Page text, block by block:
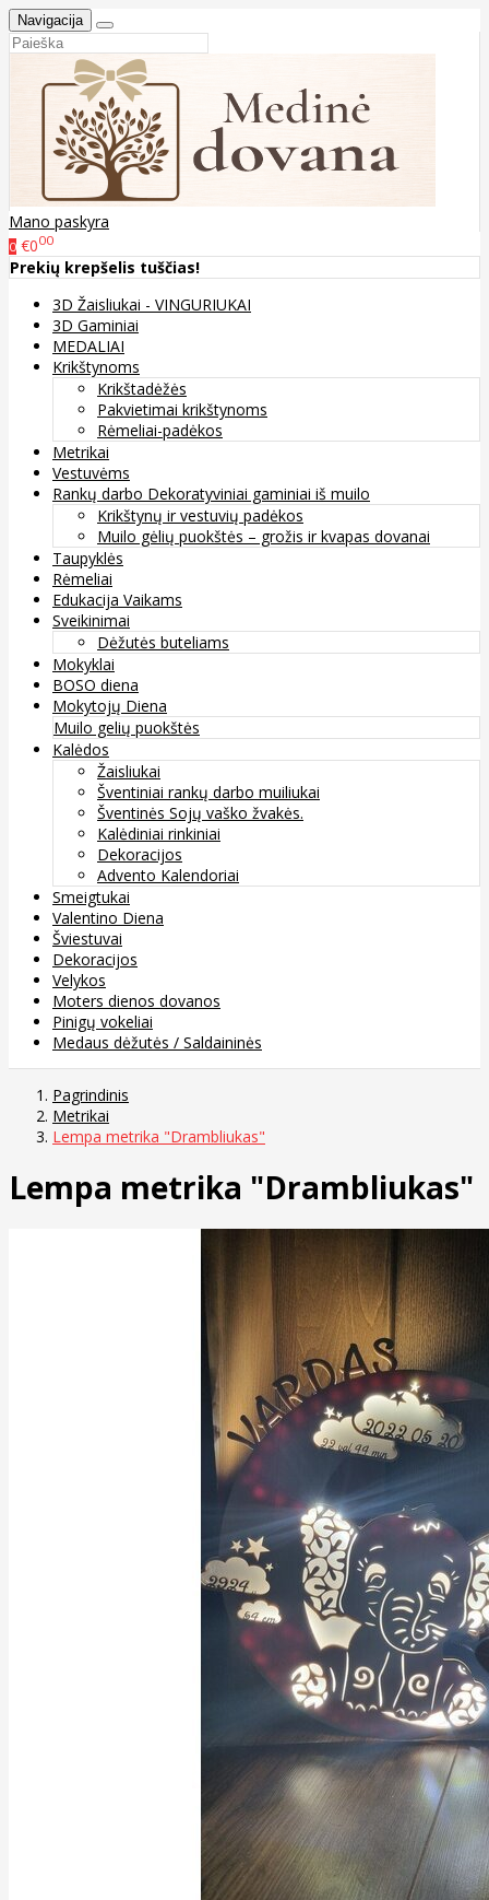
Navigacija
Mano paskyra
0 €000
Prekių krepšelis tuščias!
3D Žaisliukai - VINGURIUKAI
3D Gaminiai
MEDALIAI
Krikštynoms
Krikštadėžės
Pakvietimai krikštynoms
Rėmeliai-padėkos
Metrikai
Vestuvėms
Rankų darbo Dekoratyviniai gaminiai iš muilo
Krikštynų ir vestuvių padėkos
Muilo gėlių puokštės – grožis ir kvapas dovanai
Taupyklės
Rėmeliai
Edukacija Vaikams
Sveikinimai
Dėžutės buteliams
Mokyklai
BOSO diena
Mokytojų Diena
Muilo gelių puokštės
Kalėdos
Žaisliukai
Šventiniai rankų darbo muiliukai
Šventinės Sojų vaško žvakės.
Kalėdiniai rinkiniai
Dekoracijos
Advento Kalendoriai
Smeigtukai
Valentino Diena
Šviestuvai
Dekoracijos
Velykos
Moters dienos dovanos
Pinigų vokeliai
Medaus dėžutės / Saldaininės
Pagrindinis
Metrikai
Lempa metrika "Drambliukas"
Lempa metrika "Drambliukas"